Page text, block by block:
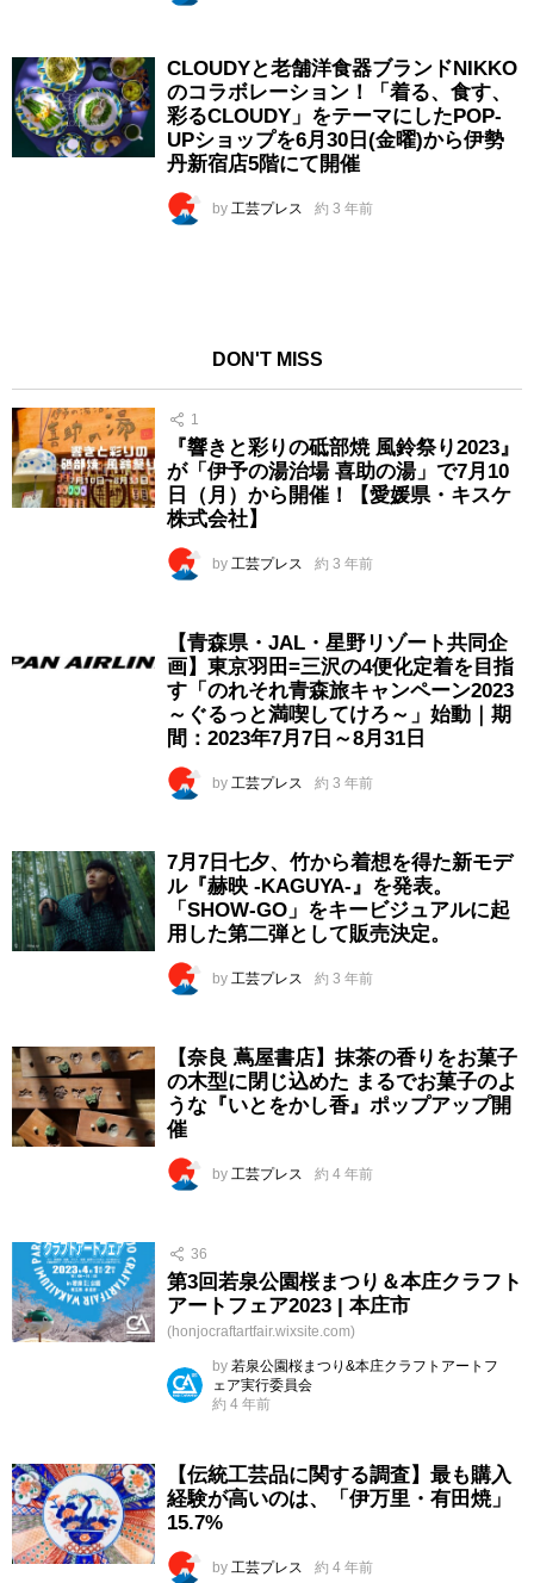
CLOUDYと老舗洋食器ブランドNIKKO
のコラボレーション！「着る、食す、
彩るCLOUDY」をテーマにしたPOP-
UPショップを6月30日(金曜)から伊勢
丹新宿店5階にて開催
by 工芸プレス 約 3 年前
DON'T MISS
1
『響きと彩りの砥部焼 風鈴祭り2023』
が「伊予の湯治場 喜助の湯」で7月10
日（月）から開催！【愛媛県・キスケ
株式会社】
by 工芸プレス 約 3 年前
【青森県・JAL・星野リゾート共同企
画】東京羽田=三沢の4便化定着を目指
す「のれそれ青森旅キャンペーン2023
～ぐるっと満喫してけろ～」始動｜期
間：2023年7月7日～8月31日
by 工芸プレス 約 3 年前
7月7日七夕、竹から着想を得た新モデ
ル『赫映 -KAGUYA-』を発表。
「SHOW-GO」をキービジュアルに起
用した第二弾として販売決定。
by 工芸プレス 約 3 年前
【奈良 蔦屋書店】抹茶の香りをお菓子
の木型に閉じ込めた まるでお菓子のよ
うな『いとをかし香』ポップアップ開
催
by 工芸プレス 約 4 年前
36
第3回若泉公園桜まつり＆本庄クラフト
アートフェア2023 | 本庄市
(honjocraftartfair.wixsite.com)
by 若泉公園桜まつり&本庄クラフトアートフ
ェア実行委員会
約 4 年前
【伝統工芸品に関する調査】最も購入
経験が高いのは、「伊万里・有田焼」
15.7%
by 工芸プレス 約 4 年前